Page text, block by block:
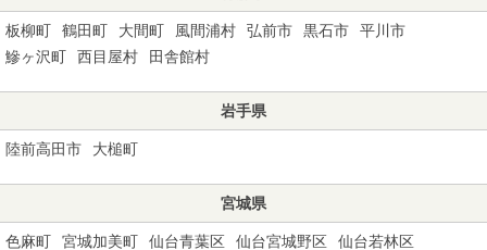
板柳町 鶴田町 大間町 風間浦村 弘前市 黒石市
平川市
鰺ヶ沢町
西目屋村 田舎館村
岩手県
陸前高田市 大槌町
宮城県
色麻町 宮城加美町 仙台青葉区 仙台宮城野区 仙台若林区